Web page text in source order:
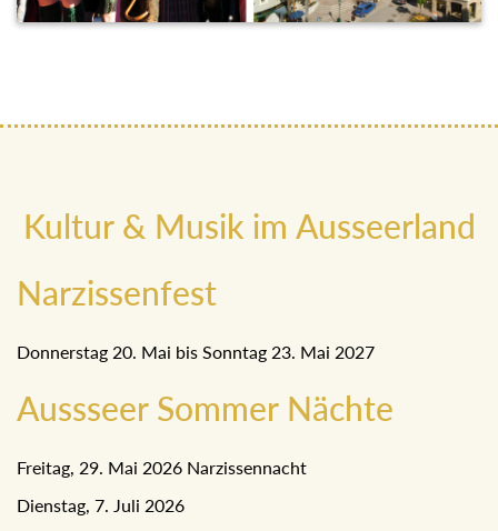
Kultur & Musik im Ausseerland
Narzissenfest
Donnerstag 20. Mai bis Sonntag 23. Mai 2027
Aussseer Sommer Nächte
Freitag, 29. Mai 2026 Narzissennacht
Dienstag, 7. Juli 2026